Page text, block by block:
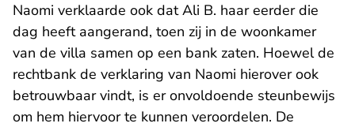
Naomi verklaarde ook dat Ali B. haar eerder die
dag heeft aangerand, toen zij in de woonkamer
van de villa samen op een bank zaten. Hoewel de
rechtbank de verklaring van Naomi hierover ook
betrouwbaar vindt, is er onvoldoende steunbewijs
om hem hiervoor te kunnen veroordelen. De